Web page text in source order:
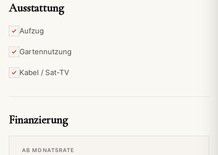
Ausstattung
Aufzug
Gartennutzung
Kabel / Sat-TV
Finanzierung
AB MONATSRATE